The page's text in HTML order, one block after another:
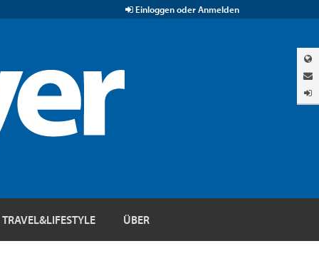
Einloggen oder Anmelden
TRAVEL&LIFESTYLE ÜBER